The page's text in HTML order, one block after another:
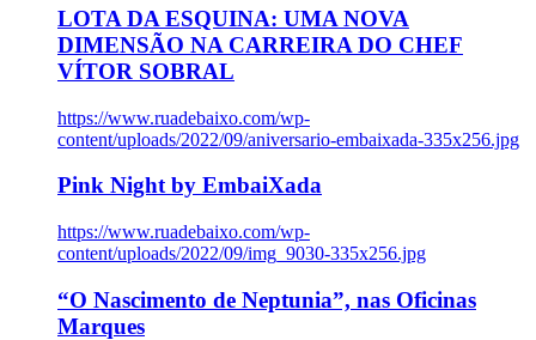
LOTA DA ESQUINA: UMA NOVA
DIMENSÃO NA CARREIRA DO CHEF
VÍTOR SOBRAL
https://www.ruadebaixo.com/wp-
content/uploads/2022/09/aniversario-embaixada-335x256.jpg
Pink Night by EmbaiXada
https://www.ruadebaixo.com/wp-
content/uploads/2022/09/img_9030-335x256.jpg
“O Nascimento de Neptunia”, nas Oficinas
Marques